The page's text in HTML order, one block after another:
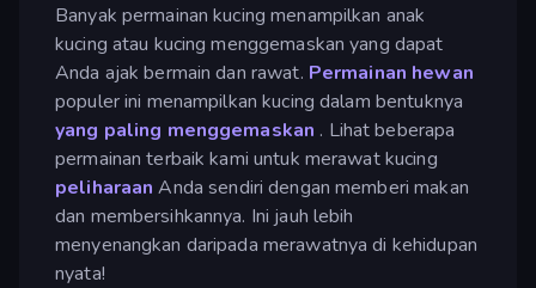
Banyak permainan kucing menampilkan anak
kucing atau kucing menggemaskan yang dapat
Anda ajak bermain dan rawat. Permainan hewan
populer ini menampilkan kucing dalam bentuknya
yang paling menggemaskan . Lihat beberapa
permainan terbaik kami untuk merawat kucing
peliharaan Anda sendiri dengan memberi makan
dan membersihkannya. Ini jauh lebih
menyenangkan daripada merawatnya di kehidupan
nyata!